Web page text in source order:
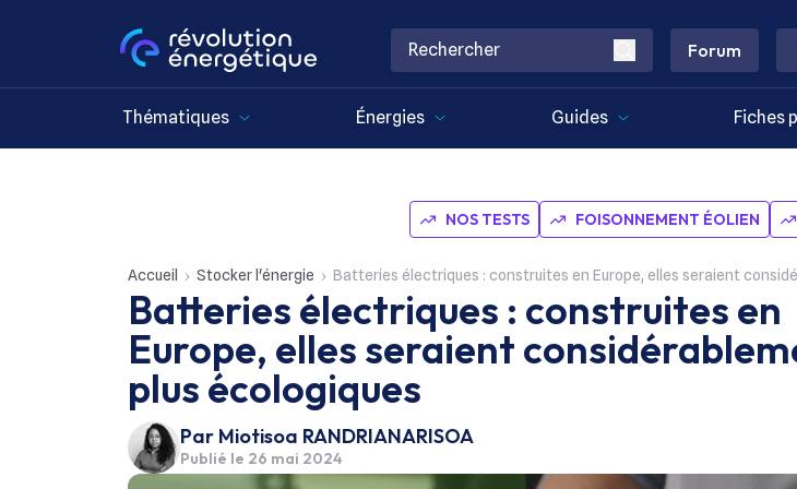
Forum
Thématiques Énergies Guides Fiches
NOS TESTS FOISONNEMENT ÉOLIEN
Accueil Stocker l'énergie Batteries électriques : construites en Europe, elles seraient
Batteries électriques : construites en
Europe, elles seraient
plus écologiques
Par Miotisoa RANDRIANARISOA
Publié le 26 mai 2024